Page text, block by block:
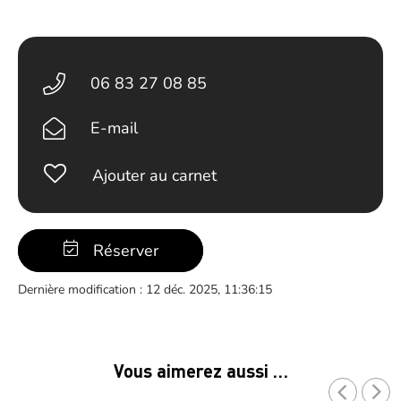
06 83 27 08 85
E-mail
Ajouter au carnet
Réserver
Dernière modification : 12 déc. 2025, 11:36:15
Vous aimerez aussi …